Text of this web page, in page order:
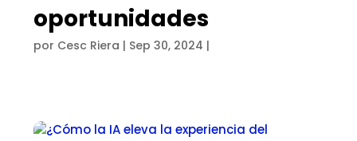
oportunidades
por Cesc Riera | Sep 30, 2024 |